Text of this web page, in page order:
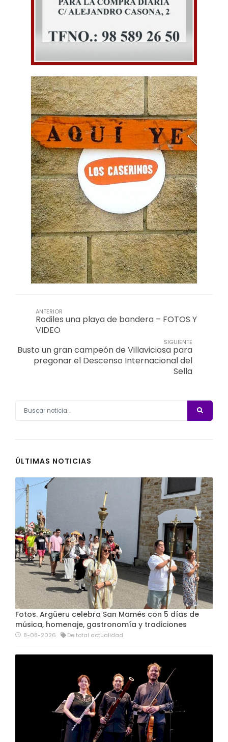
ANTERIOR
Rodiles una playa de bandera – FOTOS Y
VIDEO
SIGUIENTE
Busto un gran campeón de Villaviciosa para
pregonar el Descenso Internacional del
Sella
ÚLTIMAS NOTICIAS
Fotos. Argüeru celebra San Mamés con 5 días de
música, homenaje, gastronomía y tradiciones
8-08-2026 De total actualidad